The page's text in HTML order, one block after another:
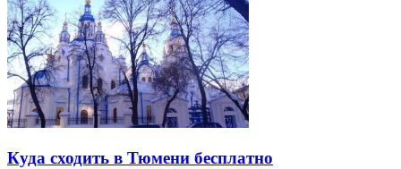
Куда сходить в Тюмени бесплатно